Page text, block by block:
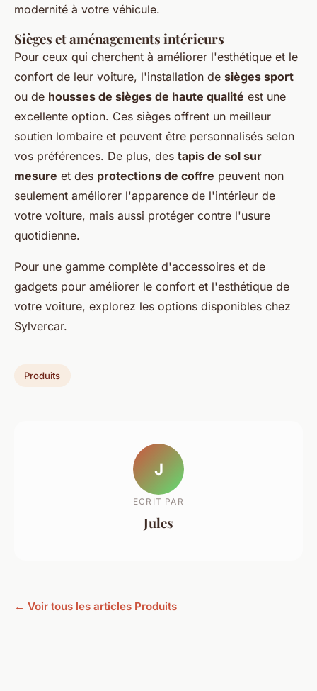
modernité à votre véhicule.
Sièges et aménagements intérieurs
Pour ceux qui cherchent à améliorer l'esthétique et le
confort de leur voiture, l'installation de sièges sport
ou de housses de sièges de haute qualité est une
excellente option. Ces sièges offrent un meilleur
soutien lombaire et peuvent être personnalisés selon
vos préférences. De plus, des tapis de sol sur
mesure et des protections de coffre peuvent non
seulement améliorer l'apparence de l'intérieur de
votre voiture, mais aussi protéger contre l'usure
quotidienne.
Pour une gamme complète d'accessoires et de
gadgets pour améliorer le confort et l'esthétique de
votre voiture, explorez les options disponibles chez
Sylvercar.
Produits
J
ECRIT PAR
Jules
← Voir tous les articles Produits